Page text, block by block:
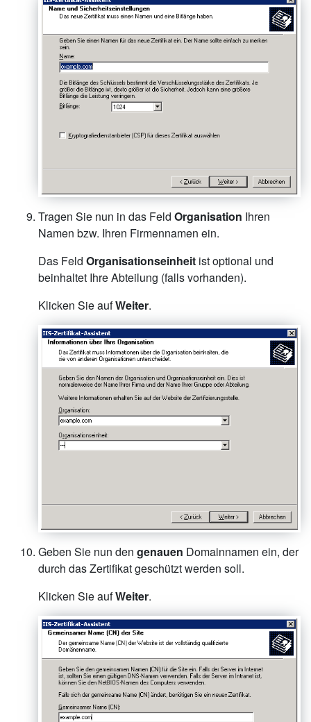
Tragen Sie nun in das Feld Organisation Ihren
Namen bzw. Ihren Firmennamen ein.
Das Feld Organisationseinheit ist optional und
beinhaltet Ihre Abteilung (falls vorhanden).
Klicken Sie aufWeiter.
Geben Sie nun den genauen Domainnamen ein, der
durch das Zertifikat geschützt werden soll.
Klicken Sie aufWeiter.